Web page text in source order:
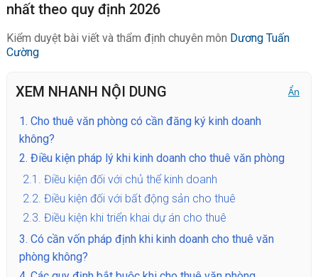
nhất theo quy định 2026
Kiểm duyệt bài viết và thẩm định chuyên môn Dương Tuấn
Cường
XEM NHANH NỘI DUNG Ẩn
1. Cho thuê văn phòng có cần đăng ký kinh doanh
không?
2. Điều kiện pháp lý khi kinh doanh cho thuê văn phòng
2.1. Điều kiện đối với chủ thể kinh doanh
2.2. Điều kiện đối với bất động sản cho thuê
2.3. Điều kiện khi triển khai dự án cho thuê
3. Có cần vốn pháp định khi kinh doanh cho thuê văn
phòng không?